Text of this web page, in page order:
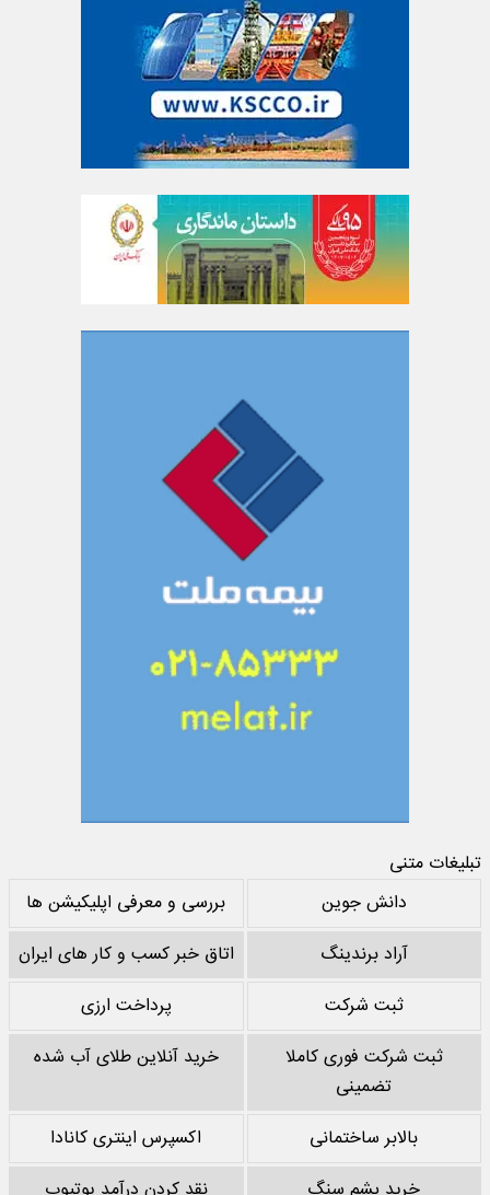
تبلیغات متنی
دانش جوین
بررسی و معرفی اپلیکیشن ها
آراد برندینگ
اتاق خبر کسب و کار های ایران
ثبت شرکت
پرداخت ارزی
ثبت شرکت فوری کاملا
تضمینی
خرید آنلاین طلای آب شده
بالابر ساختمانی
اکسپرس اینتری کانادا